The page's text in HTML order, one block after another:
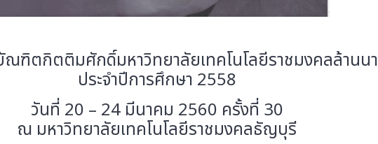
ณฑิตกิตติมศักดิ์มหาวิทยาลัยเทคโนโลยีราชมงคลล้านนา
ประจำปีการศึกษา 2558
วันที่ 20 – 24 มีนาคม 2560 ครั้งที่ 30
ณ มหาวิทยาลัยเทคโนโลยีราชมงคลธัญบุรี